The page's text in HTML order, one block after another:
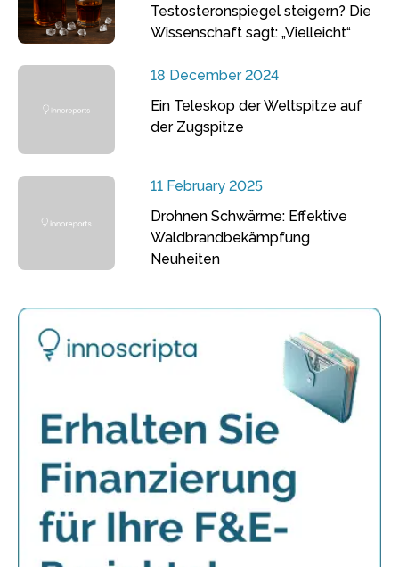
Testosteronspiegel steigern? Die
Wissenschaft sagt: „Vielleicht“
18 December 2024
Ein Teleskop der Weltspitze auf
der Zugspitze
11 February 2025
Drohnen Schwärme: Effektive
Waldbrandbekämpfung
Neuheiten